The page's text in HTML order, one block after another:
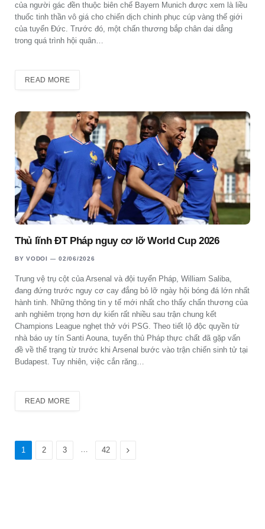
của người gác đền thuộc biên chế Bayern Munich được xem là liều
thuốc tinh thần vô giá cho chiến dịch chinh phục cúp vàng thế giới
của tuyển Đức. Trước đó, một chấn thương bắp chân dai dẳng
trong quá trình hội quân…
READ MORE
Thủ lĩnh ĐT Pháp nguy cơ lỡ World Cup 2026
BY VODOI 02/06/2026
Trung vệ trụ cột của Arsenal và đội tuyển Pháp, William Saliba,
đang đứng trước nguy cơ cay đắng bỏ lỡ ngày hội bóng đá lớn nhất
hành tinh. Những thông tin y tế mới nhất cho thấy chấn thương của
anh nghiêm trọng hơn dự kiến rất nhiều sau trận chung kết
Champions League nghẹt thở với PSG. Theo tiết lộ độc quyền từ
nhà báo uy tín Santi Aouna, tuyển thủ Pháp thực chất đã gặp vấn
đề về thể trạng từ trước khi Arsenal bước vào trận chiến sinh tử tại
Budapest. Tuy nhiên, việc cắn răng…
READ MORE
1 2 3 42 Next